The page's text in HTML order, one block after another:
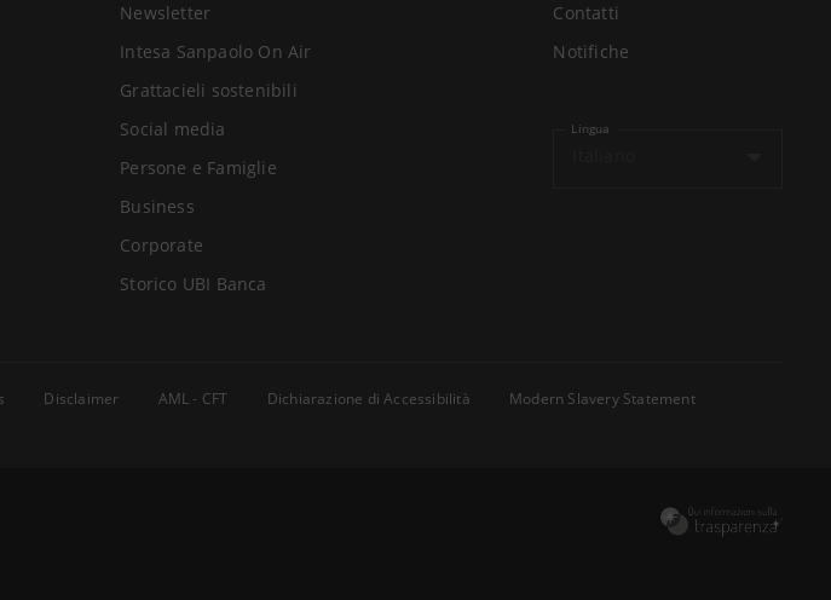
Newsletter
Intesa Sanpaolo On Air
Grattacieli sostenibili
Social media
Persone e Famiglie
Business
Corporate
Storico UBI Banca
Contatti
Notifiche
Lingua
Disclaimer AML - CFT Dichiarazione di Accessibilità
Modern Slavery Statement